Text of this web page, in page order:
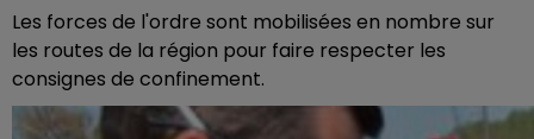
Les forces de l'ordre sont mobilisées en nombre sur
les routes de la région pour faire respecter les
consignes de confinement.